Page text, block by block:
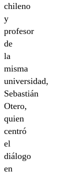
chileno
y
profesor
de
la
misma
universidad,
Sebastián
Otero,
quien
centró
el
diálogo
en